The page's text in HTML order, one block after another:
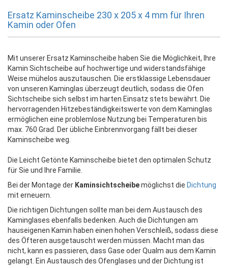
Ersatz Kaminscheibe 230 x 205 x 4 mm für Ihren
Kamin oder Ofen
Mit unserer Ersatz Kaminscheibe haben Sie die Möglichkeit, Ihre
Kamin Sichtscheibe auf hochwertige und widerstandsfähige
Weise mühelos auszutauschen. Die erstklassige Lebensdauer
von unseren Kaminglas überzeugt deutlich, sodass die Ofen
Sichtscheibe sich selbst im harten Einsatz stets bewährt. Die
hervorragenden Hitzebeständigkeitswerte von dem Kaminglas
ermöglichen eine problemlose Nutzung bei Temperaturen bis
max. 760 Grad. Der übliche Einbrennvorgang fällt bei dieser
Kaminscheibe weg.
Die Leicht Getönte Kaminscheibe bietet den optimalen Schutz
für Sie und Ihre Familie.
Bei der Montage der Kaminsichtscheibemöglichst die Dichtung
mit erneuern.
Die richtigen Dichtungen sollte man bei dem Austausch des
Kaminglases ebenfalls bedenken. Auch die Dichtungen am
hauseigenen Kamin haben einen hohen Verschleiß, sodass diese
des Öfteren ausgetauscht werden müssen. Macht man das
nicht, kann es passieren, dass Gase oder Qualm aus dem Kamin
gelangt. Ein Austausch des Ofenglases und der Dichtung ist